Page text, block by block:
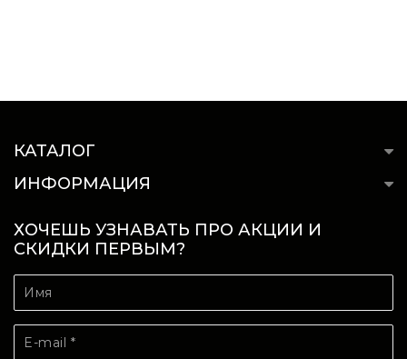
КАТАЛОГ
ИНФОРМАЦИЯ
ХОЧЕШЬ УЗНАВАТЬ ПРО АКЦИИ И
СКИДКИ ПЕРВЫМ?